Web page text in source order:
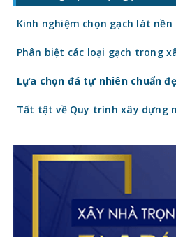
Kinh nghiệm chọn gạch lát nền
Phân biệt các loại gạch trong
Lựa chọn đá tự nhiên chuẩn
Tất tật về Quy trình xây dựng